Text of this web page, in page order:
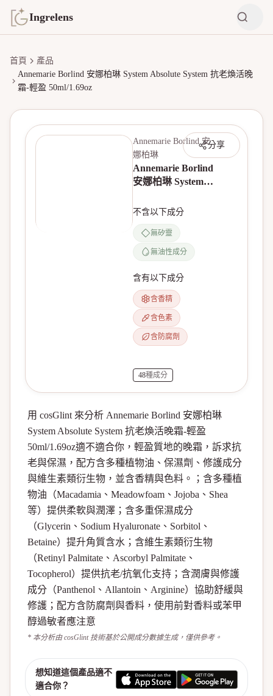
Ingrelens
首頁
產品
Annemarie Borlind 安娜柏琳 System Absolute System 抗老煥活晚
霜-輕盈 50ml/1.69oz
分享
Annemarie Borlind 安
娜柏琳
Annemarie Borlind
安娜柏琳 System
老煥活晚霜-輕盈
不含以下成分
無矽靈
無油性成分
含有以下成分
含香精
含色素
含防腐劑
48種成分
用 cosGlint 來分析 Annemarie Borlind 安娜柏琳
System Absolute System 抗老煥活晚霜-輕盈
50ml/1.69oz適不適合你，輕盈質地的晚霜，訴求抗
老與保濕，配方含多種植物油、保濕劑、修護成分
與維生素類衍生物，並含香精與色料。；含多種植
物油（Macadamia、Meadowfoam、Jojoba、Shea
等）提供柔軟與潤澤；含多重保濕成分
（Glycerin、Sodium Hyaluronate、Sorbitol、
Betaine）提升角質含水；含維生素類衍生物
（Retinyl Palmitate、Ascorbyl Palmitate、
Tocopherol）提供抗老/抗氧化支持；含潤膚與修護
成分（Panthenol、Allantoin、Arginine）協助舒緩與
修護；配方含防腐劑與香料，使用前對香料或苯甲
醇過敏者應注意
* 本分析由 cosGlint 技術基於公開成分數據生成，僅供參考。
想知道這個產品適不
適合你？